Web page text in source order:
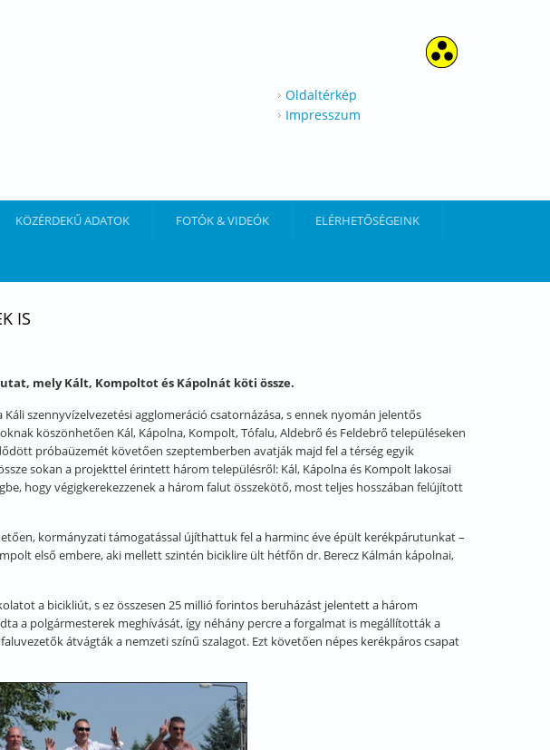
Oldaltérkép
Impresszum
KÖZÉRDEKŰ ADATOK FOTÓK & VIDEÓK ELÉRHETŐSÉGEINK
IS
mely Kált, Kompoltot és Kápolnát köti össze.
szennyvízelvezetési agglomeráció csatornázása, s ennek nyomán jelentős
köszönhetően Kál, Kápolna, Kompolt, Tófalu, Aldebrő és Feldebrő településeken
próbaüzemét követően szeptemberben avatják majd fel a térség egyik
sokan a projekttel érintett három településről: Kál, Kápolna és Kompolt lakosai
hogy végigkerekezzenek a három falut összekötő, most teljes hosszában felújított
kormányzati támogatással újíthattuk fel a harminc éve épült kerékpárutunkat –
első embere, aki mellett szintén biciklire ült hétfőn dr. Berecz Kálmán kápolnai,
a bicikliút, s ez összesen 25 millió forintos beruházást jelentett a három
a polgármesterek meghívását, így néhány percre a forgalmat is megállították a
átvágták a nemzeti színű szalagot. Ezt követően népes kerékpáros csapat